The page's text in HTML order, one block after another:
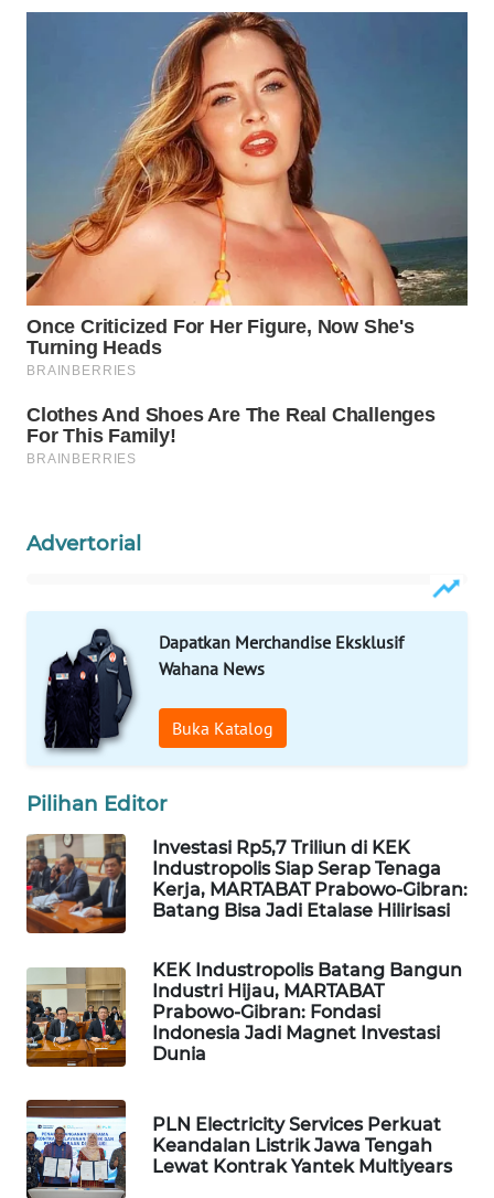
Advertorial
Dapatkan Merchandise Eksklusif
Wahana News
Buka Katalog
Pilihan Editor
Investasi Rp5,7 Triliun di KEK
Industropolis Siap Serap Tenaga
Kerja, MARTABAT Prabowo-Gibran:
Batang Bisa Jadi Etalase Hilirisasi
KEK Industropolis Batang Bangun
Industri Hijau, MARTABAT
Prabowo-Gibran: Fondasi
Indonesia Jadi Magnet Investasi
Dunia
PLN Electricity Services Perkuat
Keandalan Listrik Jawa Tengah
Lewat Kontrak Yantek Multiyears
WAHANANEWS
ID
WAHANANEWS
CO ID
WAHANANEWS
WAHANA
SPORT
UMKM
WAHANA
SELEB
WAHANA
PERSONA
WAHANA
OTOMOTIF
WAHANA
HEALTH
WAHANA
WISATA
LAPAK
WAHANA
Wahana
Network